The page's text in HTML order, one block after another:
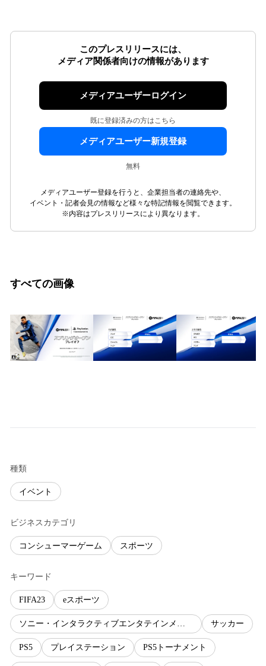
このプレスリリースには、
メディア関係者向けの情報があります
メディアユーザーログイン
既に登録済みの方はこちら
メディアユーザー新規登録
無料
メディアユーザー登録を行うと、企業担当者の連絡先や、
イベント・記者会見の情報など様々な特記情報を閲覧できます。
※内容はプレスリリースにより異なります。
すべての画像
種類
イベント
ビジネスカテゴリ
コンシューマーゲーム スポーツ
キーワード
FIFA23 eスポーツ
ソニー・インタラクティブエンタテインメント サッカー
PS5 プレイステーション PS5トーナメント